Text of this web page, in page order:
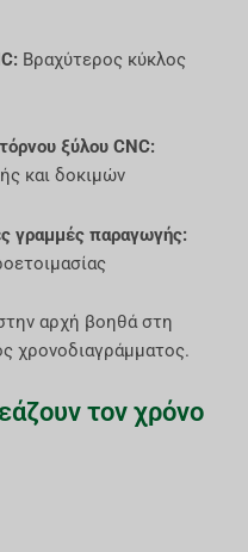
Βραχύτερος κύκλος
ξύλου CNC:
και δοκιμών
γραμμές παραγωγής:
αρχή βοηθά στη
χρονοδιαγράμματος.
τον χρόνο